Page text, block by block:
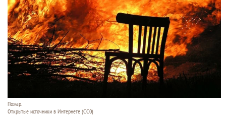
Пожар.
Открытые источники в Интернете (СС0)